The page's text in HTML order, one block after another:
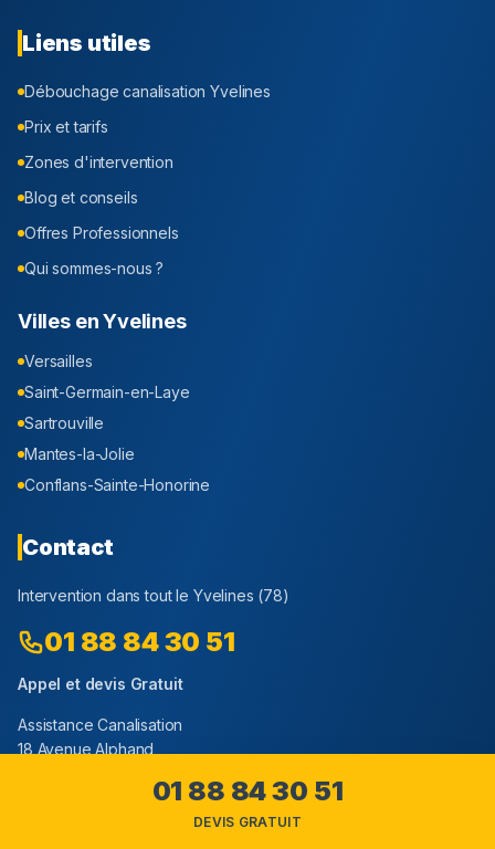
Liens utiles
Débouchage canalisationYvelines
Prix et tarifs
Zones d'intervention
Blog et conseils
Offres Professionnels
Qui sommes-nous ?
Villes enYvelines
Versailles
Saint-Germain-en-Laye
Sartrouville
Mantes-la-Jolie
Conflans-Sainte-Honorine
Contact
Intervention dans tout le Yvelines (78)
01 88 84 30 51
Appel et devis Gratuit
Assistance Canalisation
18 Avenue Alphand
01 88 84 30 51
DEVIS GRATUIT